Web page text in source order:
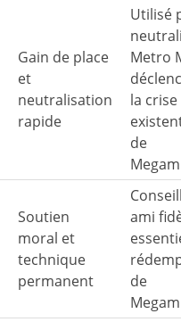
Gain de place
et
neutralisation
rapide
Utilisé
Metro
la crise
de
Soutien
moral et
technique
permanent
ami
de